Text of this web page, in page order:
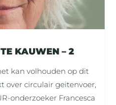
KAUWEN – 2
kan volhouden op dit
over circulair geitenvoer,
onderzoeker Francesca